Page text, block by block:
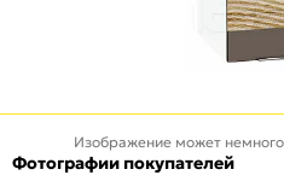
Изображение может немного
Фотографии покупателей